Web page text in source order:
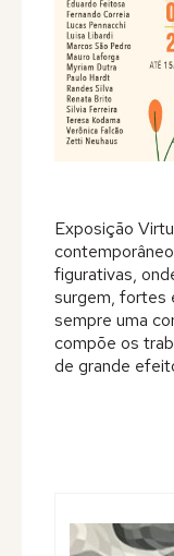
Editora
Na
Contato
Exposição
figurativas,
surgem, fortes
sempre uma
compõe os
de grande